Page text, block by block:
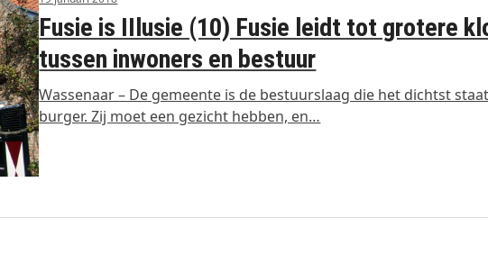
Fusie is IIlusie (10) Fusie leidt tot grotere
tussen inwoners en bestuur
Wassenaar – De gemeente is de bestuurslaag die het dichtst
burger. Zij moet een gezicht hebben, en…